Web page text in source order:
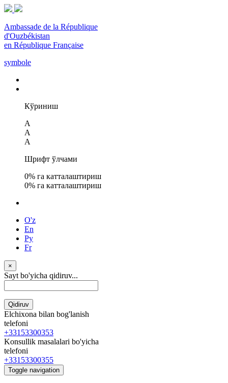
Ambassade de la République
d'Ouzbékistan
en République Française
symbole
Кўриниш
A
A
A
Шрифт ўлчами
0% га катталаштириш
0% га катталаштириш
O'z
En
Ру
Fr
×
Sayt bo'yicha qidiruv...
Qidiruv
Elchixona bilan bog'lanish
telefoni
+33153300353
Konsullik masalalari bo'yicha
telefoni
+33153300355
Toggle navigation